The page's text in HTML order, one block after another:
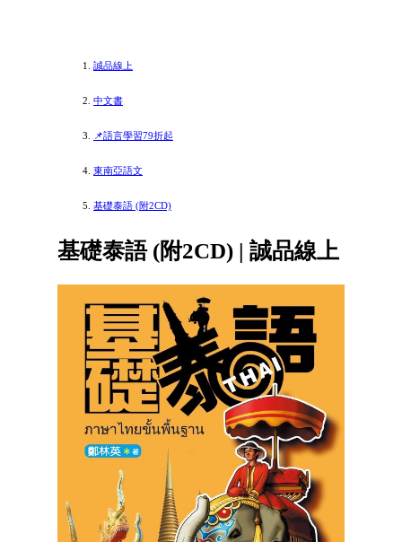
誠品線上
中文書
📌語言學習79折起
東南亞語文
基礎泰語 (附2CD)
基礎泰語 (附2CD) | 誠品線上